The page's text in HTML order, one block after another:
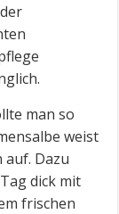
man so
weist
Dazu
dick mit
frischen